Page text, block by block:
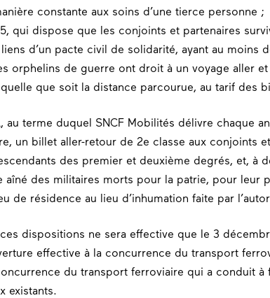
constante aux soins d’une tierce personne ;
5, qui dispose que les conjoints et partenaires
d’un pacte civil de solidarité, ayant au moins
orphelins de guerre ont droit à un voyage aller
que soit la distance parcourue, au tarif des
au terme duquel SNCF Mobilités délivre chaque
un billet aller-retour de 2e classe aux conjoints
des premier et deuxième degrés, et, à
des militaires morts pour la patrie, pour leur
de résidence au lieu d’inhumation faite par
dispositions ne sera effective que le 3
effective à la concurrence du transport
du transport ferroviaire qui a conduit
existants.